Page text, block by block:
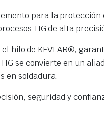
para la
TIG de alta
hilo de KEVLAR®,
se convierte en un
en soldadura.
seguridad y